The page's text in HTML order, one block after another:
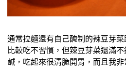
通常拉麵還有自己醃制的辣豆芽
比較吃不習慣，但辣豆芽菜還滿
鹹，吃起來很清脆開胃，而且我